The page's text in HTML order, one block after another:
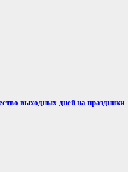
выходных дней на праздники